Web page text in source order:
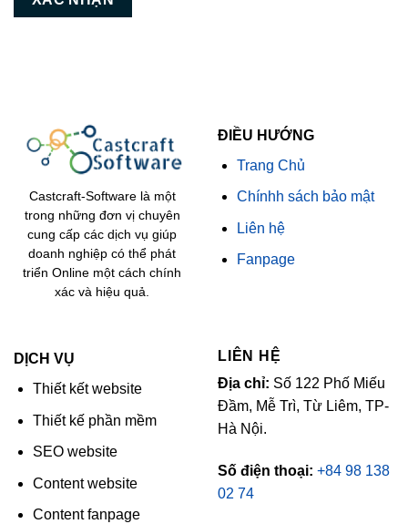
Castcraft-Software là một
trong những đơn vị chuyên
cung cấp các dịch vụ giúp
doanh nghiệp có thể phát
triển Online một cách chính
xác và hiệu quả.
ĐIỀU HƯỚNG
Trang Chủ
Chínhh sách bảo mật
Liên hệ
Fanpage
DỊCH VỤ
Thiết kết website
Thiết kế phần mềm
SEO website
Content website
Content fanpage
LIÊN HỆ
Địa chỉ: Số 122 Phố Miếu
Đầm, Mễ Trì, Từ Liêm, TP-
Hà Nội.
Số điện thoại: +84 98 138
02 74